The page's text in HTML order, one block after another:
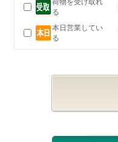
荷物を受け取れ
る
本日営業してい
る